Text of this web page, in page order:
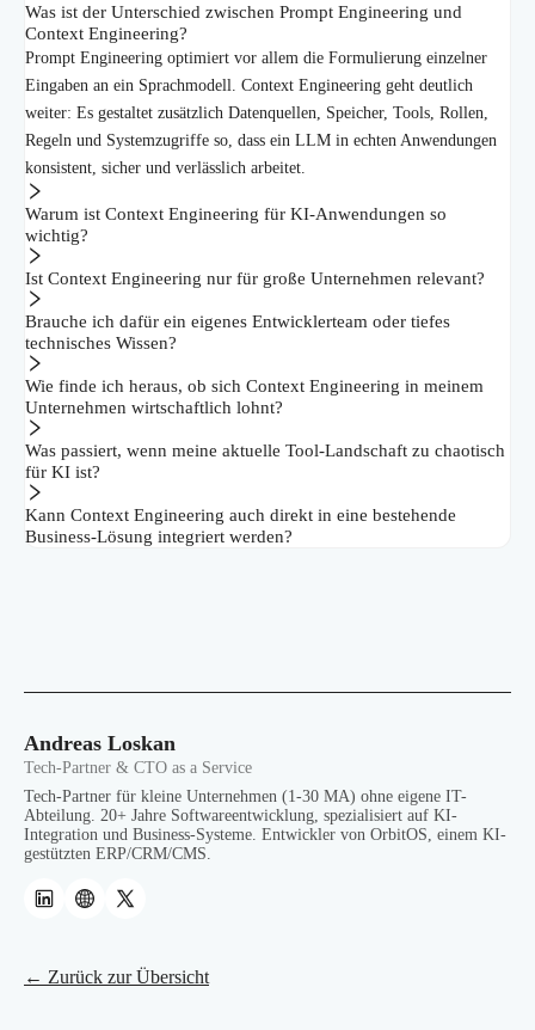
Was ist der Unterschied zwischen Prompt Engineering und
Context Engineering?
Prompt Engineering optimiert vor allem die Formulierung einzelner
Eingaben an ein Sprachmodell. Context Engineering geht deutlich
weiter: Es gestaltet zusätzlich Datenquellen, Speicher, Tools, Rollen,
Regeln und Systemzugriffe so, dass ein LLM in echten Anwendungen
konsistent, sicher und verlässlich arbeitet.
Warum ist Context Engineering für KI-Anwendungen so
wichtig?
Ist Context Engineering nur für große Unternehmen relevant?
Brauche ich dafür ein eigenes Entwicklerteam oder tiefes
technisches Wissen?
Wie finde ich heraus, ob sich Context Engineering in meinem
Unternehmen wirtschaftlich lohnt?
Was passiert, wenn meine aktuelle Tool-Landschaft zu chaotisch
für KI ist?
Kann Context Engineering auch direkt in eine bestehende
Business-Lösung integriert werden?
Andreas Loskan
Tech-Partner & CTO as a Service
Tech-Partner für kleine Unternehmen (1-30 MA) ohne eigene IT-
Abteilung. 20+ Jahre Softwareentwicklung, spezialisiert auf KI-
Integration und Business-Systeme. Entwickler von OrbitOS, einem KI-
gestützten ERP/CRM/CMS.
← Zurück zur Übersicht